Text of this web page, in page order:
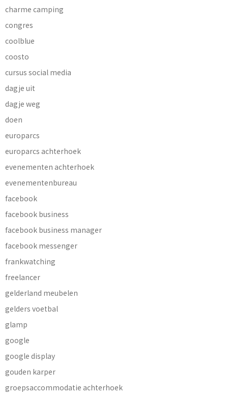
charme camping
congres
coolblue
coosto
cursus social media
dagje uit
dagje weg
doen
europarcs
europarcs achterhoek
evenementen achterhoek
evenementenbureau
facebook
facebook business
facebook business manager
facebook messenger
frankwatching
freelancer
gelderland meubelen
gelders voetbal
glamp
google
google display
gouden karper
groepsaccommodatie achterhoek